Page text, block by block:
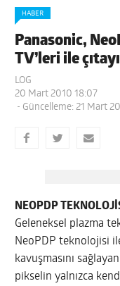
HABER
Panasonic,
TV’leri ile
LOG
20 Mart 2010 18:07
- Güncelleme: 21 Mart
NEOPDP
Geleneksel plazma
NeoPDP teknolojisi
kavuşmasını
pikselin yalnızca